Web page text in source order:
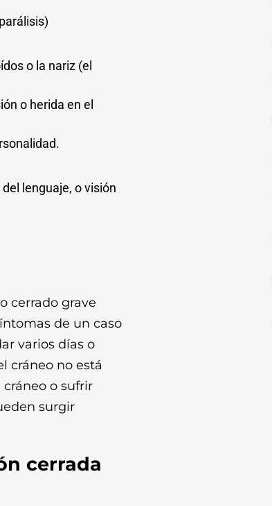
o la nariz (el
o herida en el
lenguaje, o visión
cerrado grave
de un caso
varios días o
cráneo no está
o sufrir
surgir
cerrada